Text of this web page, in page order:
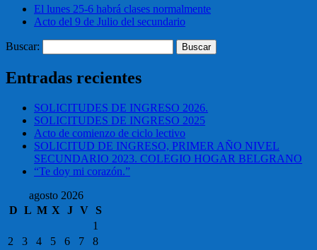
El lunes 25-6 habrá clases normalmente
Acto del 9 de Julio del secundario
Buscar:
Entradas recientes
SOLICITUDES DE INGRESO 2026.
SOLICITUDES DE INGRESO 2025
Acto de comienzo de ciclo lectivo
SOLICITUD DE INGRESO, PRIMER AÑO NIVEL
SECUNDARIO 2023. COLEGIO HOGAR BELGRANO
“Te doy mi corazón.”
agosto 2026
D L M X J V S
1
2
3 4 5 6 7
8